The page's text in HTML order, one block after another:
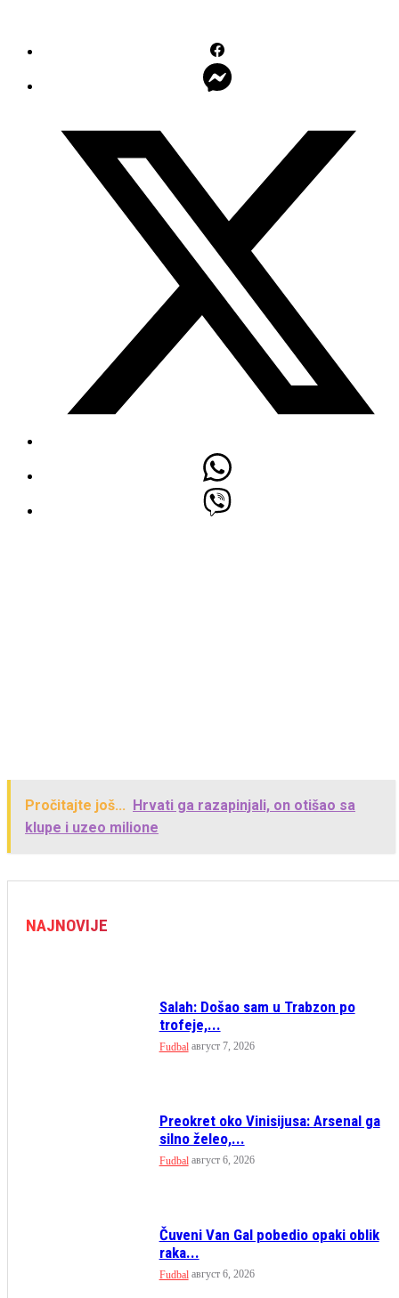
Pročitajte još... Hrvati ga razapinjali, on otišao sa
klupe i uzeo milione
NAJNOVIJE
Salah: Došao sam u Trabzon po
trofeje,...
Fudbal август 7, 2026
Preokret oko Vinisijusa: Arsenal ga
silno želeo,...
Fudbal август 6, 2026
Čuveni Van Gal pobedio opaki oblik
raka...
Fudbal август 6, 2026